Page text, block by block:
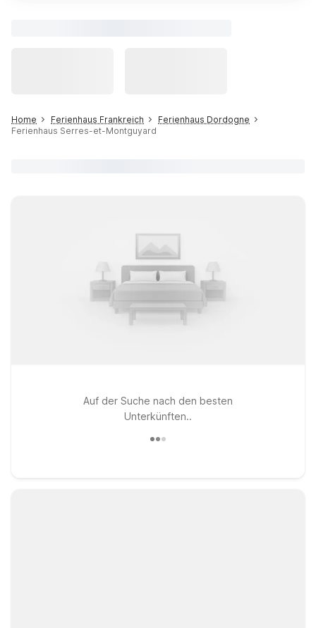
Home Ferienhaus Frankreich
Ferienhaus Dordogne
Ferienhaus Serres-et-Montguyard
Auf der Suche nach den besten
Unterkünften..